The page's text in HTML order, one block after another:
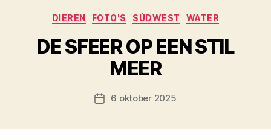
Categorieën
DIEREN FOTO'S SÚDWEST WATER
DE SFEER OP EEN STIL
MEER
Berichtdatum
6 oktober 2025